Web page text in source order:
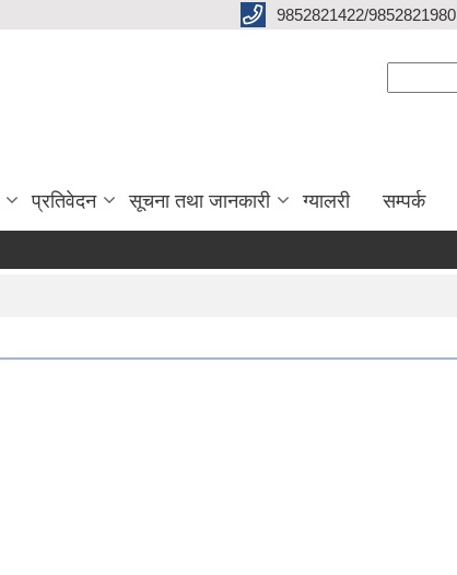
9852821422/9852821980
प्रतिवेदन सूचना तथा जानकारी ग्यालरी सम्पर्क